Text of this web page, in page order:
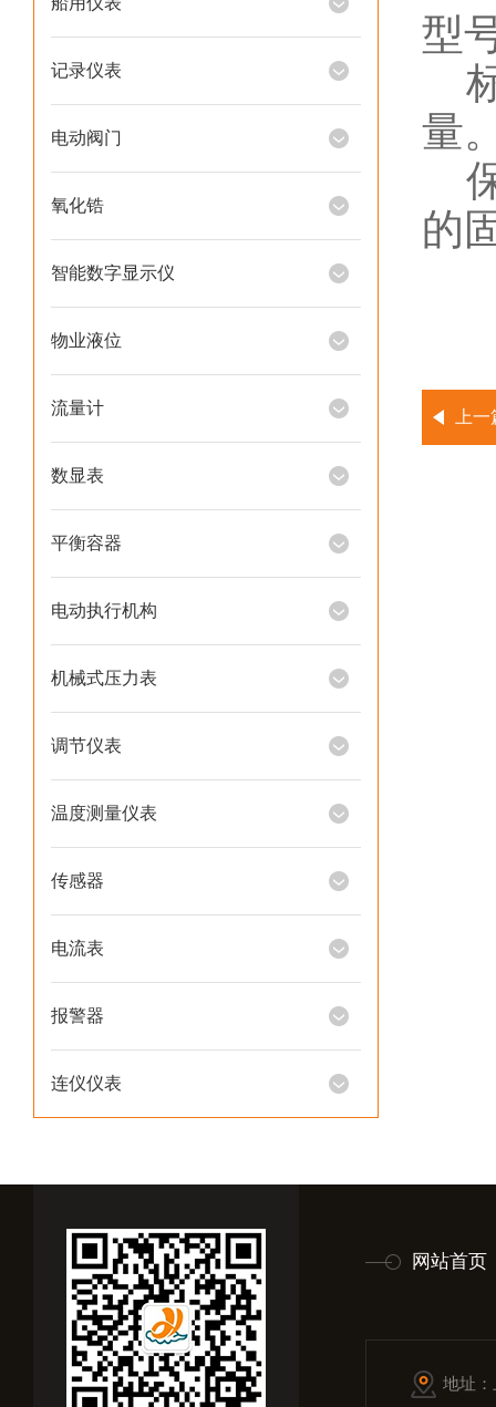
记录仪表
电动阀门
氧化锆
智能数字显示仪
物业液位
流量计
数显表
平衡容器
电动执行机构
机械式压力表
调节仪表
温度测量仪表
传感器
电流表
报警器
连仪仪表
型
量
的
上
网站首页
地址